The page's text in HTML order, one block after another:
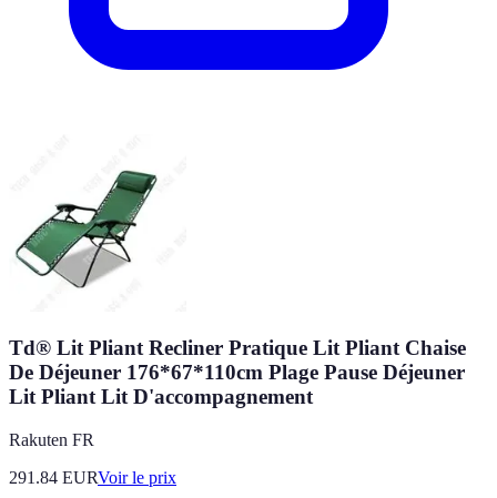
Td® Lit Pliant Recliner Pratique Lit Pliant Chaise
De Déjeuner 176*67*110cm Plage Pause Déjeuner
Lit Pliant Lit D'accompagnement
Rakuten FR
291.84 EURVoir le prix